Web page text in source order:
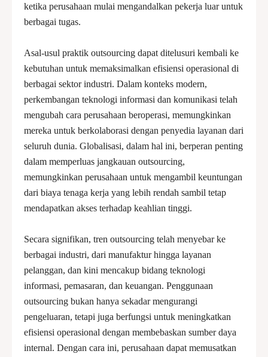
ketika perusahaan mulai mengandalkan pekerja luar untuk
berbagai tugas.
Asal-usul praktik outsourcing dapat ditelusuri kembali ke
kebutuhan untuk memaksimalkan efisiensi operasional di
berbagai sektor industri. Dalam konteks modern,
perkembangan teknologi informasi dan komunikasi telah
mengubah cara perusahaan beroperasi, memungkinkan
mereka untuk berkolaborasi dengan penyedia layanan dari
seluruh dunia. Globalisasi, dalam hal ini, berperan penting
dalam memperluas jangkauan outsourcing,
memungkinkan perusahaan untuk mengambil keuntungan
dari biaya tenaga kerja yang lebih rendah sambil tetap
mendapatkan akses terhadap keahlian tinggi.
Secara signifikan, tren outsourcing telah menyebar ke
berbagai industri, dari manufaktur hingga layanan
pelanggan, dan kini mencakup bidang teknologi
informasi, pemasaran, dan keuangan. Penggunaan
outsourcing bukan hanya sekadar mengurangi
pengeluaran, tetapi juga berfungsi untuk meningkatkan
efisiensi operasional dengan membebaskan sumber daya
internal. Dengan cara ini, perusahaan dapat memusatkan